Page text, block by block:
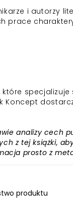
i autorzy
prace
Koncept
analizy cech
z tej książki,
prosto z
produktu